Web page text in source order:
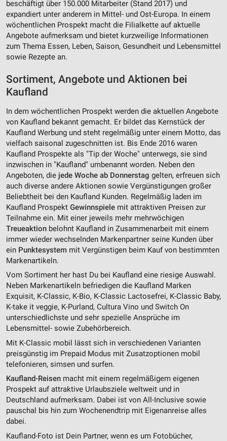
beschäftigt über 150.000 Mitarbeiter (Stand 2017) und
expandiert unter anderem in Mittel- und Ost-Europa. In einem
wöchentlichen Prospekt macht die Filialkette auf aktuelle
Angebote aufmerksam und bietet kurzweilige Informationen
zum Thema Essen, Leben, Saison, Gesundheit und Lebensmittel
sowie Rezepte an.
Sortiment, Angebote und Aktionen bei
Kaufland
In dem wöchentlichen Prospekt werden die aktuellen Angebote
von Kaufland bekannt gemacht. Er bildet das Kernstück der
Kaufland Werbung und steht regelmäßig unter einem Motto, das
vielfach saisonal zugeschnitten ist. Bis Ende 2016 waren
Kaufland Prospekte als "Tip der Woche" unterwegs, sie sind
inzwischen in "Kaufland" umbenannt worden. Neben den
Angeboten, die jede Woche ab Donnerstag gelten, erfreuen sich
auch diverse andere Aktionen sowie Vergünstigungen großer
Beliebtheit bei den Kaufland Kunden. Regelmäßig laden im
Kaufland Prospekt Gewinnspiele mit attraktiven Preisen zur
Teilnahme ein. Mit einer jeweils mehr mehrwöchigen
Treueaktion belohnt Kaufland in Zusammenarbeit mit einem
immer wieder wechselnden Markenpartner seine Kunden über
ein Punktesystem mit Vergünstigen beim Kauf von bestimmten
Markenartikeln.
Vom Sortiment her hast Du bei Kaufland eine riesige Auswahl.
Neben Markenartikeln befriedigen die Kaufland Marken
Exquisit, K-Classic, K-Bio, K-Classic Lactosefrei, K-Classic Baby,
K-take it veggie, K-Purland, Cultura Vino und Switch On
unterschiedlichste und sehr spezielle Ansprüche im
Lebensmittel- sowie Zubehörbereich.
Mit K-Classic mobil lässt sich in verschiedenen Varianten
preisgünstig im Prepaid Modus mit Zusatzoptionen mobil
telefonieren, simsen und surfen.
Kaufland-Reisen macht mit einem regelmäßigem eigenen
Prospekt auf attraktive Urlaubsziele weltweit und in
Deutschland aufmerksam. Dabei ist von All-Inclusive sowie
pauschal bis hin zum Wochenendtrip mit Eigenanreise alles
dabei.
Kaufland-Foto ist Dein Partner, wenn es um Fotobücher,